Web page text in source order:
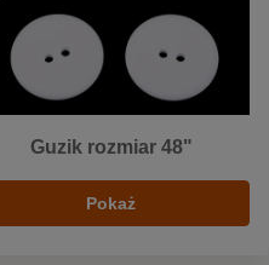
Guzik rozmiar 48"
Pokaż